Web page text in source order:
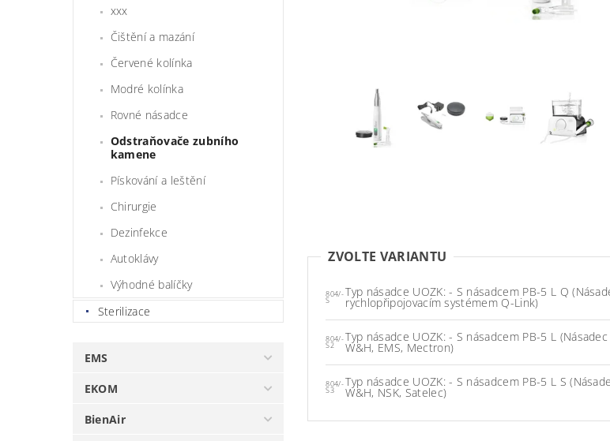
xxx
Čištění a mazání
Červené kolínka
Modré kolínka
Rovné násadce
Odstraňovače zubního
kamene
Pískování a leštění
Chirurgie
Dezinfekce
Autoklávy
Výhodné balíčky
Sterilizace
EMS
EKOM
BienAir
ZVOLTE VARIANTU
804/-
S
Typ násadce UOZK: - S násadcem PB-5 L Q
rychlopřipojovacím systémem Q-Link)
804/-
S2
Typ násadce UOZK: - S násadcem PB-5 L
W&H, EMS, Mectron)
804/-
S3
Typ násadce UOZK: - S násadcem PB-5 L S
W&H, NSK, Satelec)